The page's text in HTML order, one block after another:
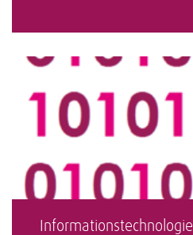
Informationstechnologie